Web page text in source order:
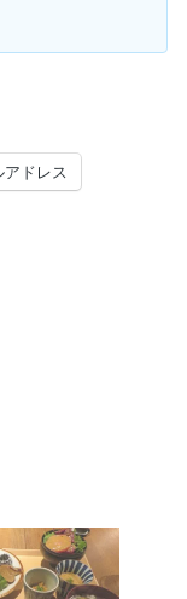
アドレス